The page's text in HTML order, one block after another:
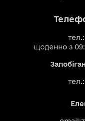
щоденно з